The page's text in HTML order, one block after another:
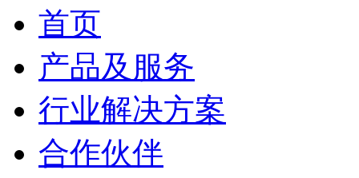
首页
产品及服务
行业解决方案
合作伙伴